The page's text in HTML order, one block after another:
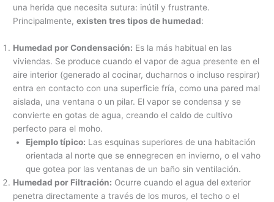
una herida que necesita sutura: inútil y frustrante.
Principalmente,existen tres tipos de humedad:
Humedad por Condensación: Es la más habitual en las
viviendas. Se produce cuando el vapor de agua presente en el
aire interior (generado al cocinar, ducharnos o incluso respirar)
entra en contacto con una superficie fría, como una pared mal
aislada, una ventana o un pilar. El vapor se condensa y se
convierte en gotas de agua, creando el caldo de cultivo
perfecto para el moho.
Ejemplo típico: Las esquinas superiores de una habitación
orientada al norte que se ennegrecen en invierno, o el vaho
que gotea por las ventanas de un baño sin ventilación.
Humedad por Filtración: Ocurre cuando el agua del exterior
penetra directamente a través de los muros, el techo o el